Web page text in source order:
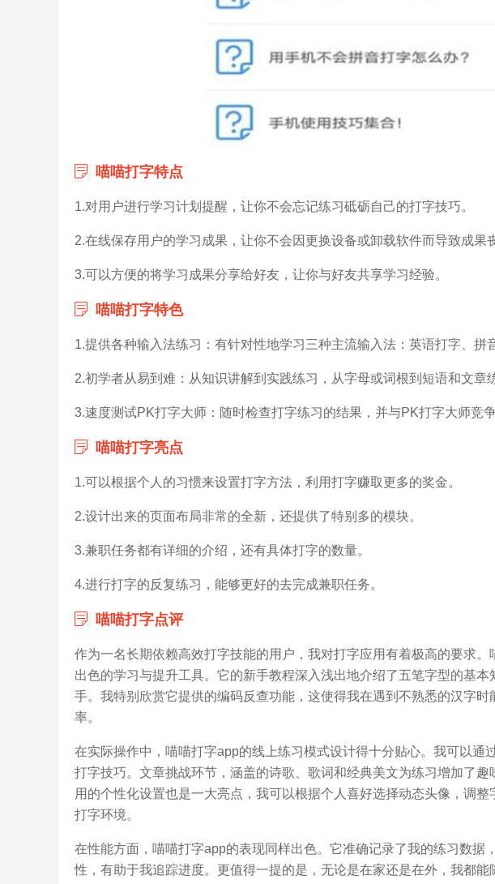
喵喵打字特点
1.对用户进行学习计划提醒，让你不会忘记练习砥砺自己的打字技巧。
2.在线保存用户的学习成果，让你不会因更换设备或卸载软件而导致成果
3.可以方便的将学习成果分享给好友，让你与好友共享学习经验。
喵喵打字特色
1.提供各种输入法练习：有针对性地学习三种主流输入法：英语打字、拼
2.初学者从易到难：从知识讲解到实践练习，从字母或词根到短语和文章
3.速度测试PK打字大师：随时检查打字练习的结果，并与PK打字大师竞争
喵喵打字亮点
1.可以根据个人的习惯来设置打字方法，利用打字赚取更多的奖金。
2.设计出来的页面布局非常的全新，还提供了特别多的模块。
3.兼职任务都有详细的介绍，还有具体打字的数量。
4.进行打字的反复练习，能够更好的去完成兼职任务。
喵喵打字点评
作为一名长期依赖高效打字技能的用户，我对打字应用有着极高的要求
出色的学习与提升工具。它的新手教程深入浅出地介绍了五笔字型的基
手。我特别欣赏它提供的编码反查功能，这使得我在遇到不熟悉的汉字
率。
在实际操作中，喵喵打字app的线上练习模式设计得十分贴心。我可以通
打字技巧。文章挑战环节，涵盖的诗歌、歌词和经典美文为练习增加了
用的个性化设置也是一大亮点，我可以根据个人喜好选择动态头像，调
打字环境。
在性能方面，喵喵打字app的表现同样出色。它准确记录了我的练习数据
性，有助于我追踪进度。更值得一提的是，无论是在家还是在外，我都